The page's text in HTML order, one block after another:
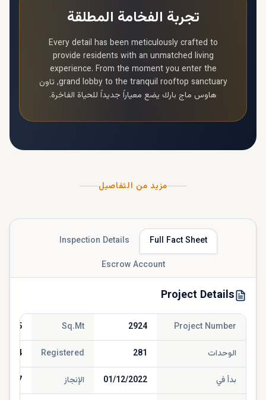
تجربة الفخامة المطلقة
Every detail has been meticulously crafted to
provide residents with an unmatched living
experience. From the moment you enter the
grand lobby to the tranquil rooftop sanctuary, تاون
هاوس ماج بارك يضع معياراً جديداً للحياة الفاخرة.
مزيد من التفاصيل
Full Fact Sheet
Inspection Details
Escrow Account
Project Details
Project Number
2924
Sq.Mt
الوحدات 281
Registered
بدأ في 01/12/2022 الإنجاز